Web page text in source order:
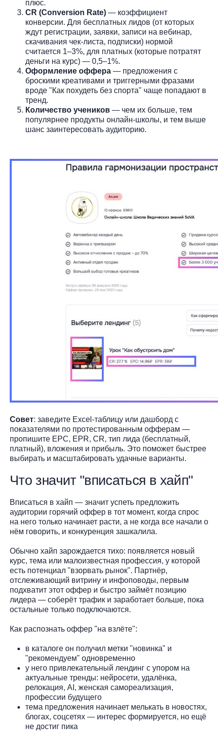
плюс.
CR (Conversion Rate) — коэффициент
конверсии. Для бесплатных лидов (от которых
ждут регистрации, заявки, записи на вебинар,
скачивания чек-листа, подписки) нормой
считается 1–3%, для платных (которые потратят
деньги на курс) — 0,5–1%.
Оформление оффера — предложения с
броскими креативами и триггерными фразами
вроде "Как похудеть без спорта" чаще попадают в
тренд.
Количество учеников — чем их больше, тем
популярнее продукты онлайн-школы, и тем выше
шанс заинтересовать аудиторию.
Совет: заведите Excel-таблицу или дашборд с
показателями по протестированным офферам —
пропишите EPC, EPR, CR, тип лида (бесплатный,
платный), вложения и прибыль. Это поможет быстрее
выбирать и масштабировать удачные варианты.
Что значит "вписаться в хайп"
Вписаться в хайп — значит успеть предложить
аудитории горячий оффер в тот момент, когда спрос
на него только начинает расти, а не когда все начали о
нём говорить, и конкуренция зашкалила.
Обычно хайп зарождается тихо: появляется новый
курс, тема или малоизвестная профессия, у которой
есть потенциал "взорвать рынок". Партнёр,
отслеживающий витрину и инфоповоды, первым
подхватит этот оффер и быстро займёт позицию
лидера — соберёт трафик и заработает больше, пока
остальные только подключаются.
Как распознать оффер "на взлёте":
в каталоге он получил метки "новинка" и
"рекомендуем" одновременно
у него привлекательный лендинг с упором на
актуальные тренды: нейросети, удалёнка,
релокация, AI, женская самореализация,
профессии будущего
тема предложения начинает мелькать в новостях,
блогах, соцсетях — интерес формируется, но ещё
не достиг пика